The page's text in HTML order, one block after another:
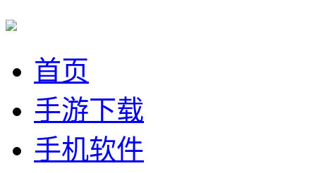
首页
手游下载
手机软件